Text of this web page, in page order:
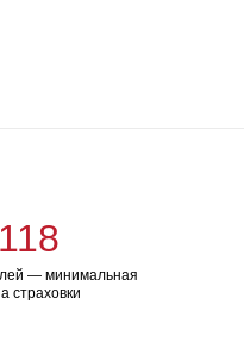
— минимальная
страховки